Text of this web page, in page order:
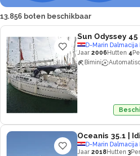
13.856 boten beschikbaar
Sun Odyssey 45
D-Marin Dalmacija
Jaar 2006 Hutten 4
Bimini
Oceanis 35.1 |
D-Marin Dalmacija
Jaar 2018 Hutten 3